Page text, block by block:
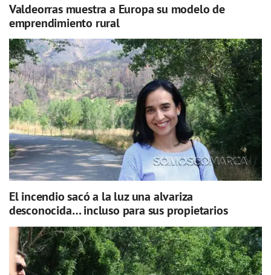
Valdeorras muestra a Europa su modelo de
emprendimiento rural
El incendio sacó a la luz una alvariza
desconocida… incluso para sus propietarios